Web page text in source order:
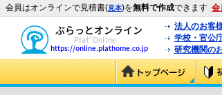
会員はオンラインで見積書(見本)を無料で作成できます 会
法人のお客
学校・官公
研究機関の